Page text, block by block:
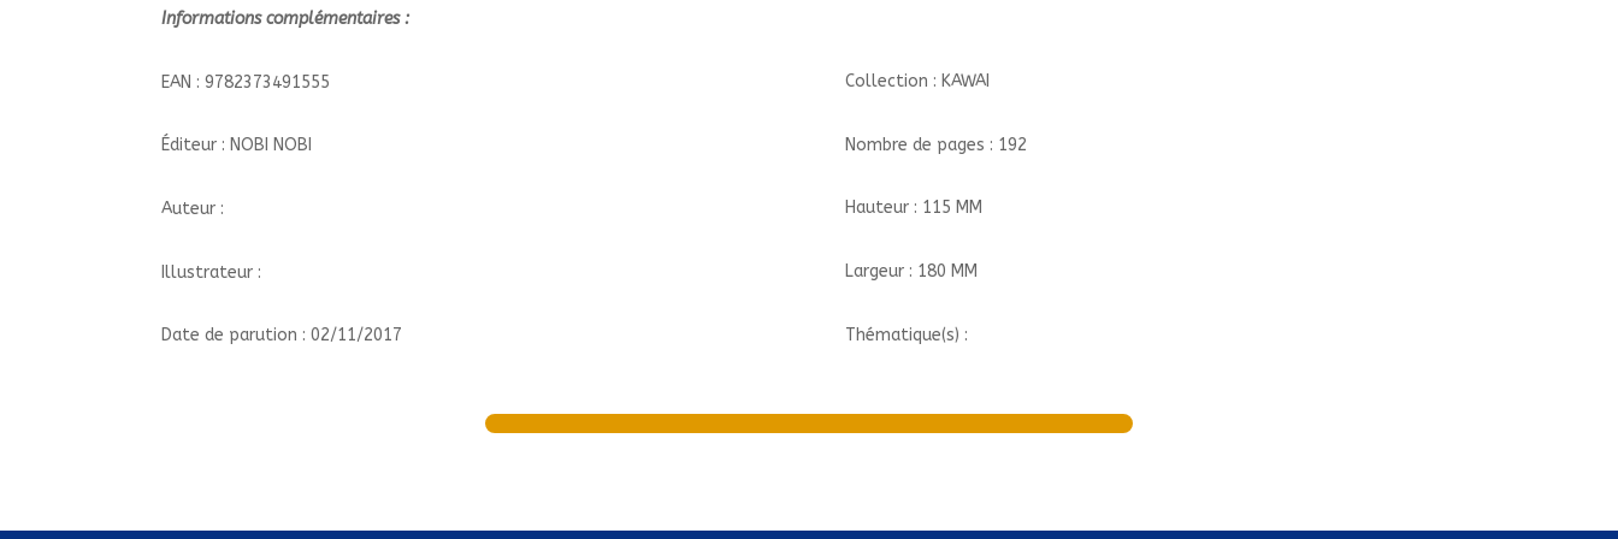
Informations complémentaires :
EAN : 9782373491555
Éditeur : NOBI NOBI
Auteur :
Illustrateur :
Date de parution : 02/11/2017
Collection : KAWAI
Nombre de pages : 192
Hauteur : 115 MM
Largeur : 180 MM
Thématique(s) :